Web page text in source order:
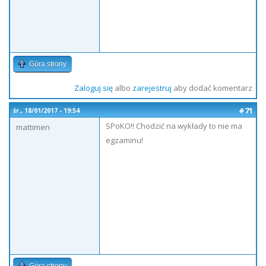
Góra strony
Zaloguj sięalbo zarejestruj aby dodać komentarz
śr., 18/01/2017 - 19:54
#71
mattimen
SPoKO!! Chodzić na wykłady to nie ma
egzaminu!